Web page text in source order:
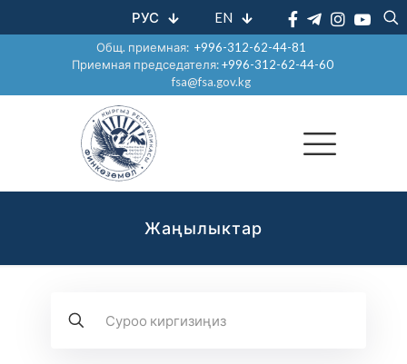
РУС EN
Общ. приемная:+996-312-62-44-81
Приемная председателя:+996-312-62-44-60
fsa@fsa.gov.kg
Жаңылыктар